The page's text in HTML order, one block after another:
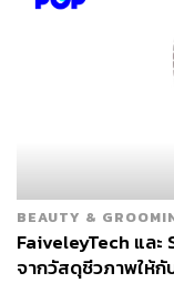
BEAUTY &
FaiveleyTech แล
จากวัสดุชีวภาพให้กั